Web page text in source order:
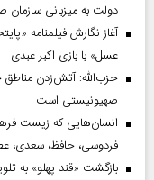
دولت به میزبانی
عسل» با بازی اکبر عبدی
حزب‌الله: آتش‌زدن مناطق
صهیونیستی است
انسان‌هایی که زیست
فردوسی، حافظ، سعدی،
بازگشت «قند پهلو» به